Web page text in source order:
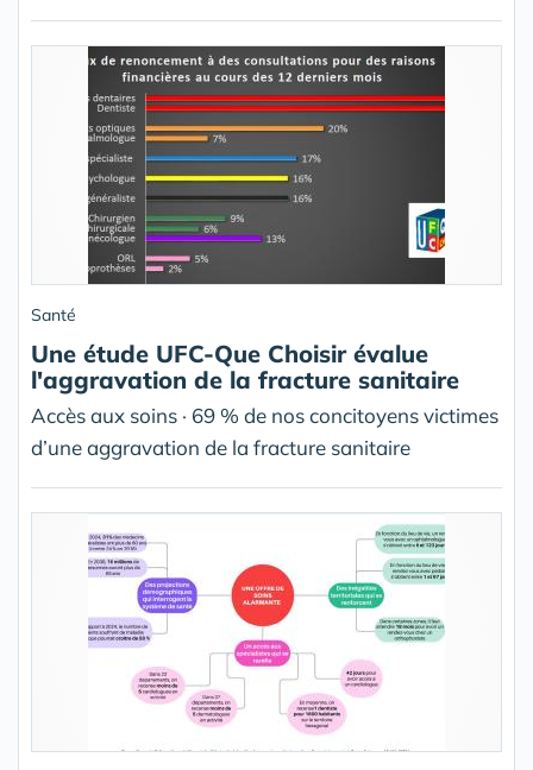
Santé
Une étude UFC-Que Choisir évalue
l'aggravation de la fracture sanitaire
Accès aux soins · 69 % de nos concitoyens victimes
d’une aggravation de la fracture sanitaire